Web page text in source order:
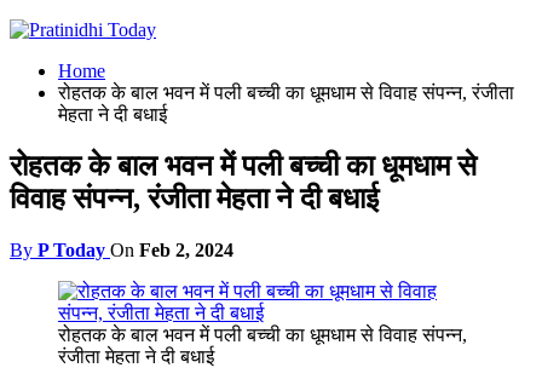
Home
रोहतक के बाल भवन में पली बच्ची का धूमधाम से विवाह संपन्न, रंजीता
मेहता ने दी बधाई
रोहतक के बाल भवन में पली बच्ची का धूमधाम से
विवाह संपन्न, रंजीता मेहता ने दी बधाई
By P Today On Feb 2, 2024
रोहतक के बाल भवन में पली बच्ची का धूमधाम से विवाह संपन्न,
रंजीता मेहता ने दी बधाई